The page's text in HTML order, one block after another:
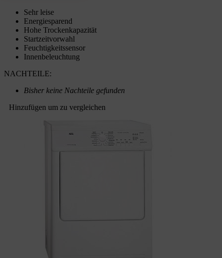
Sehr leise
Energiesparend
Hohe Trockenkapazität
Startzeitvorwahl
Feuchtigkeitssensor
Innenbeleuchtung
NACHTEILE:
Bisher keine Nachteile gefunden
Hinzufügen um zu vergleichen